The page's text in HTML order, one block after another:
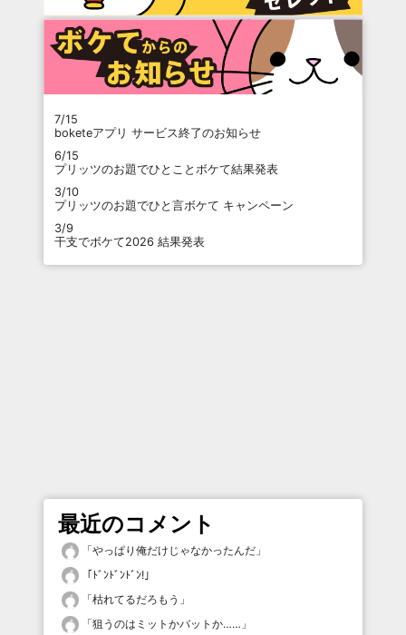
7/15
boketeアプリ サービス終了のお知らせ
6/15
プリッツのお題でひとことボケて結果発表
3/10
プリッツのお題でひと言ボケて キャンペーン
3/9
干支でボケて2026 結果発表
最近のコメント
「やっぱり俺だけじゃなかったんだ 」
「 ﾄﾞﾝﾄﾞﾝﾄﾞﾝ! 」
「枯れてるだろもう 」
「狙うのはミットかバットか…… 」